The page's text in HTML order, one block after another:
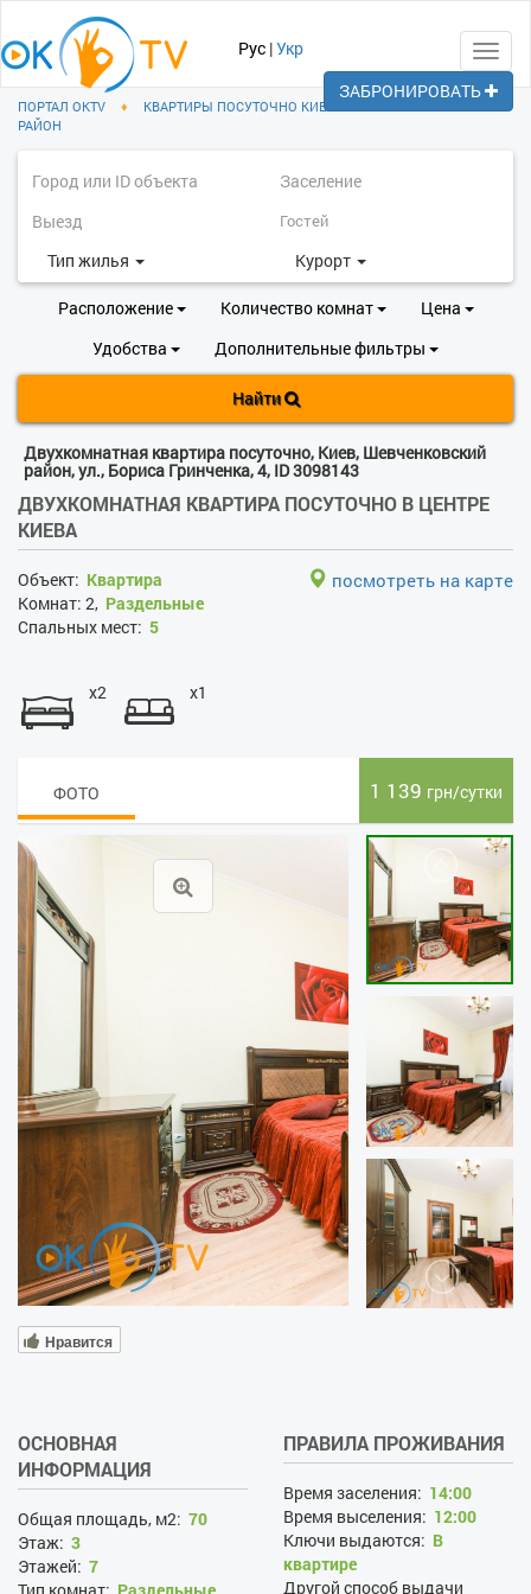
Рус |Укр
ПОРТАЛ OKTV ♦ КВАРТИРЫ ПОСУТОЧНО КИЕВ
РАЙОН
Тип жилья Курорт
Расположение Количество комнат
Цена
Удобства
Дополнительные фильтры
Найти
Двухкомнатная квартира посуточно, Киев, Шевченковский
район, ул., Бориса Гринченка, 4, ID 3098143
ДВУХКОМНАТНАЯ КВАРТИРА ПОСУТОЧНО В ЦЕНТРЕ
КИЕВА
Объект: Квартира
Комнат: 2, Раздельные
Спальных мест: 5
посмотреть на карте
x2 x1
ФОТО 1 139 грн/сутки
Нравится
ОСНОВНАЯ
ИНФОРМАЦИЯ
Общая площадь, м2: 70
Этаж: 3
Этажей: 7
ПРАВИЛА ПРОЖИВАНИЯ
Время заселения: 14:00
Время выселения: 12:00
Ключи выдаются: В
квартире
Другой способ выдачи
ЗАБРОНИРОВАТЬ